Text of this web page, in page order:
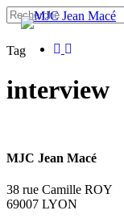
Skip
to
content
facebook
instagram
Close
Tag
interview
MJC Jean Macé
38 rue Camille ROY
69007 LYON